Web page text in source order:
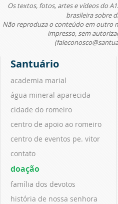
Os textos, fotos, artes e vídeos do
brasileira sobre
Não reproduza o conteúdo em outro
impresso, sem
Santuário
academia marial
água mineral aparecida
cidade do romeiro
centro de apoio ao romeiro
centro de eventos pe. vitor
contato
doação
família dos devotos
história de nossa senhora